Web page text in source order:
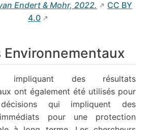
Endert & Mohr, 2022.
CC BY
4.0
Environnementaux
impliquant des résultats
ont également été utilisés pour
qui impliquent des
pour une protection